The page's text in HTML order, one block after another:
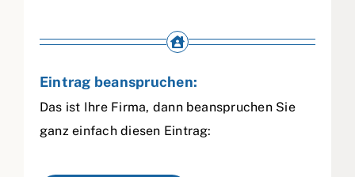
Eintrag beanspruchen:
Das ist Ihre Firma, dann beanspruchen Sie
ganz einfach diesen Eintrag: